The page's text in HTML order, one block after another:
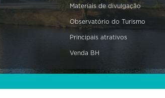
Materiais de divulgação
Observatório do Turismo
Principais atrativos
Venda BH